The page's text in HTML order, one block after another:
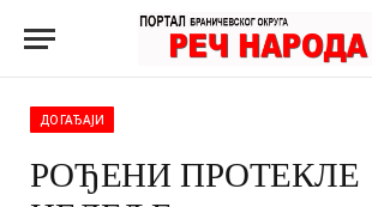
ДОГАЂАЈИ
РОЂЕНИ ПРОТЕКЛЕ